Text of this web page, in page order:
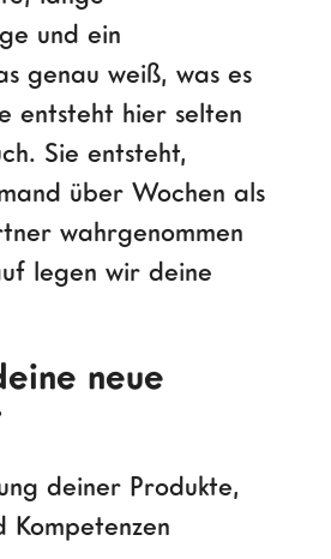
und ein
genau weiß, was es
entsteht hier selten
Sie entsteht,
über Wochen als
wahrgenommen
legen wir deine
neue
deiner Produkte,
Kompetenzen